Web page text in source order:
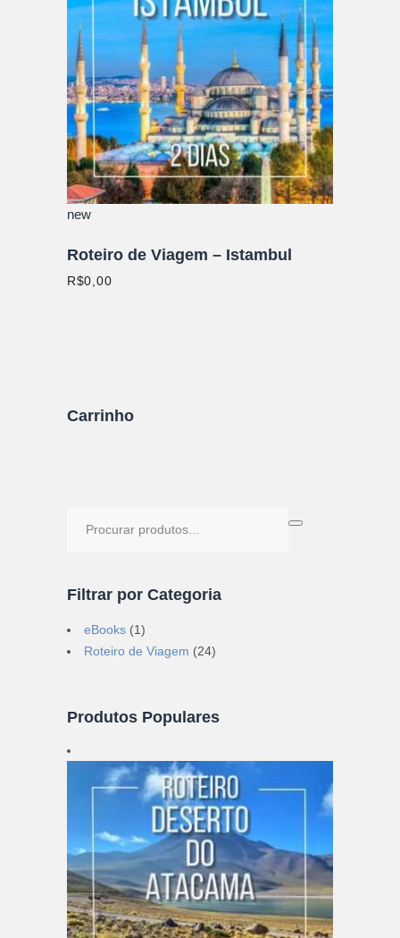
new
ADICIONAR AO CARRINHO
Roteiro de Viagem – Istambul
R$0,00
Carrinho
Filtrar por Categoria
eBooks (1)
Roteiro de Viagem (24)
Produtos Populares